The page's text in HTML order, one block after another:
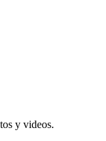
y videos.